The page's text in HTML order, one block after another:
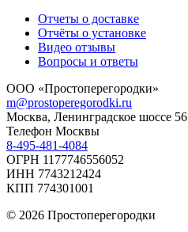
Отчеты о доставке
Отчёты о установке
Видео отзывы
Вопросы и ответы
ООО «Простоперегородки»
m@prostoperegorodki.ru
Москва, Ленинградское шоссе 56
Телефон Москвы
8-495-481-4084
ОГРН 1177746556052
ИНН 7743212424
КПП 774301001
© 2026 Простоперегородки